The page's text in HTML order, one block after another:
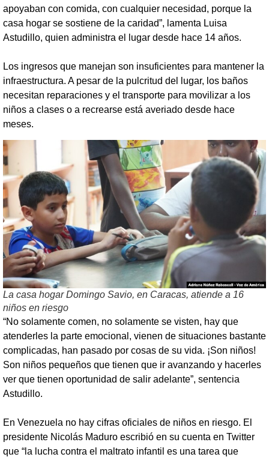
apoyaban con comida, con cualquier necesidad, porque la
casa hogar se sostiene de la caridad”, lamenta Luisa
Astudillo, quien administra el lugar desde hace 14 años.
Los ingresos que manejan son insuficientes para mantener la
infraestructura. A pesar de la pulcritud del lugar, los baños
necesitan reparaciones y el transporte para movilizar a los
niños a clases o a recrearse está averiado desde hace
meses.
La casa hogar Domingo Savio, en Caracas, atiende a 16
niños en riesgo
“No solamente comen, no solamente se visten, hay que
atenderles la parte emocional, vienen de situaciones bastante
complicadas, han pasado por cosas de su vida. ¡Son niños!
Son niños pequeños que tienen que ir avanzando y hacerles
ver que tienen oportunidad de salir adelante”, sentencia
Astudillo.
En Venezuela no hay cifras oficiales de niños en riesgo. El
presidente Nicolás Maduro escribió en su cuenta en Twitter
que “la lucha contra el maltrato infantil es una tarea que